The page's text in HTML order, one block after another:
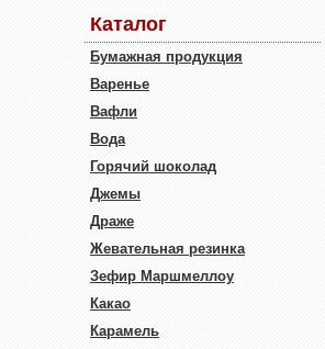
Каталог
Бумажная продукция
Варенье
Вафли
Вода
Горячий шоколад
Джемы
Драже
Жевательная резинка
Зефир Маршмеллоу
Какао
Карамель